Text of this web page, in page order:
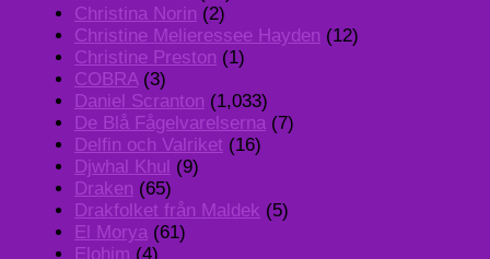
Christina Norin (2)
Christine Melieressee Hayden (12)
Christine Preston (1)
COBRA(3)
Daniel Scranton (1,033)
De Blå Fågelvarelserna (7)
Delfin och Valriket (16)
Djwhal Khul (9)
Draken (65)
Drakfolket från Maldek (5)
El Morya (61)
Elohim (4)